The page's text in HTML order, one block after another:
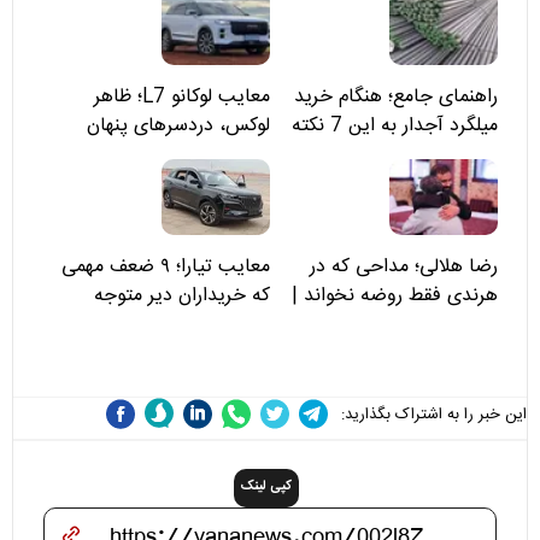
راهنمای جامع؛ هنگام خرید
میلگرد آجدار به این 7 نکته
توجه کنید
معایب لوکانو L7؛ ظاهر
لوکس، دردسرهای پنهان
رضا هلالی؛ مداحی که در
هرندی فقط روضه نخواند |
معایب تیارا؛ ۹ ضعف مهمی
که خریداران دیر متوجه
این خبر را به اشتراک بگذارید:
کپی لینک